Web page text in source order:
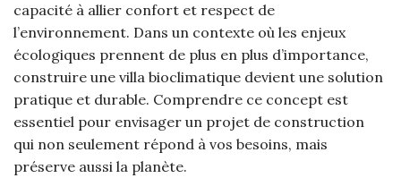
capacité à allier confort et respect de
l’environnement. Dans un contexte où les enjeux
écologiques prennent de plus en plus d’importance,
construire une villa bioclimatique devient une solution
pratique et durable. Comprendre ce concept est
essentiel pour envisager un projet de construction
qui non seulement répond à vos besoins, mais
préserve aussi la planète.